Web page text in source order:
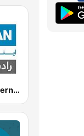
Radio Iran International